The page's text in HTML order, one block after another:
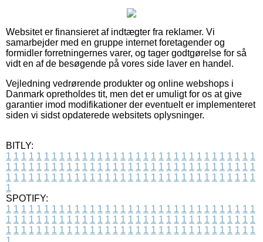
Websitet er finansieret af indtægter fra reklamer. Vi
samarbejder med en gruppe internet foretagender og
formidler forretningernes varer, og tager godtgørelse for så
vidt en af de besøgende på vores side laver en handel.
Vejledning vedrørende produkter og online webshops i
Danmark opretholdes tit, men det er umuligt for os at give
garantier imod modifikationer der eventuelt er implementeret
siden vi sidst opdaterede websitets oplysninger.
BITLY:
1 1 1 1 1 1 1 1 1 1 1 1 1 1 1 1 1 1 1 1 1 1 1 1 1 1 1 1 1 1 1 1 1
1 1 1 1 1 1 1 1 1 1 1 1 1 1 1 1 1 1 1 1 1 1 1 1 1 1 1 1 1 1 1 1 1
1 1 1 1 1 1 1 1 1 1 1 1 1 1 1 1 1 1 1 1 1 1 1 1 1 1 1 1 1 1 1 1 1
1
SPOTIFY:
1 1 1 1 1 1 1 1 1 1 1 1 1 1 1 1 1 1 1 1 1 1 1 1 1 1 1 1 1 1 1 1 1
1 1 1 1 1 1 1 1 1 1 1 1 1 1 1 1 1 1 1 1 1 1 1 1 1 1 1 1 1 1 1 1 1
1 1 1 1 1 1 1 1 1 1 1 1 1 1 1 1 1 1 1 1 1 1 1 1 1 1 1 1 1 1 1 1 1